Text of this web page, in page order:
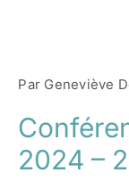
Par Geneviève
2024 –